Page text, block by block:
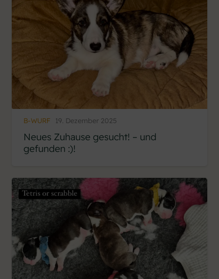
B-WURF 19. Dezember 2025
Neues Zuhause gesucht! – und
gefunden :)!